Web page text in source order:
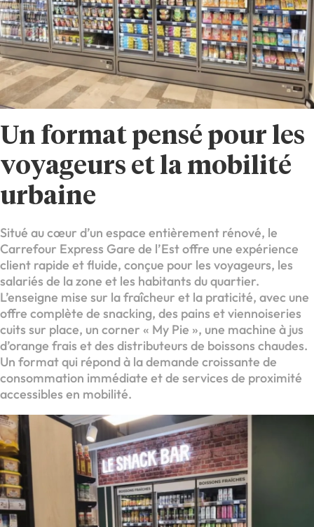
Un format pensé pour les
voyageurs et la mobilité
urbaine
Situé au cœur d’un espace entièrement rénové, le
Carrefour Express Gare de l’Est offre une expérience
client rapide et fluide, conçue pour les voyageurs, les
salariés de la zone et les habitants du quartier.
L’enseigne mise sur la fraîcheur et la praticité, avec une
offre complète de snacking, des pains et viennoiseries
cuits sur place, un corner « My Pie », une machine à jus
d’orange frais et des distributeurs de boissons chaudes.
Un format qui répond à la demande croissante de
consommation immédiate et de services de proximité
accessibles en mobilité.